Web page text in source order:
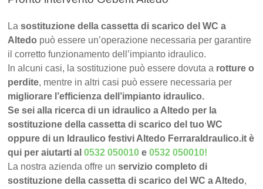
Lasostituzione della cassetta di scarico del WC a
Altedo può essere un’operazione necessaria per garantire
il corretto funzionamento dell’impianto idraulico.
In alcuni casi, la sostituzione può essere dovuta a rotture o
perdite, mentre in altri casi può essere necessaria per
migliorare l’efficienza dell’impianto idraulico.
Se sei alla ricerca di un idraulico a Altedo per la
sostituzione della cassetta di scarico del tuo WC
oppure di un Idraulico festivi Altedo FerraraIdraulico.it è
qui per aiutarti al0532 050010 e0532 050010!
La nostra azienda offre unservizio completo di
sostituzione della cassetta di scarico del WC a Altedo,